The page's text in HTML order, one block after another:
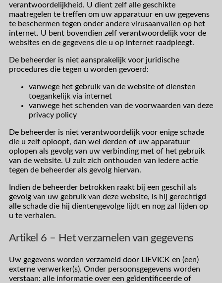
verantwoordelijkheid. U dient zelf alle geschikte
maatregelen te treffen om uw apparatuur en uw gegevens
te beschermen tegen onder andere virusaanvallen op het
internet. U bent bovendien zelf verantwoordelijk voor de
websites en de gegevens die u op internet raadpleegt.
De beheerder is niet aansprakelijk voor juridische
procedures die tegen u worden gevoerd:
vanwege het gebruik van de website of diensten
toegankelijk via internet
vanwege het schenden van de voorwaarden van deze
privacy policy
De beheerder is niet verantwoordelijk voor enige schade
die u zelf oploopt, dan wel derden of uw apparatuur
oplopen als gevolg van uw verbinding met of het gebruik
van de website. U zult zich onthouden van iedere actie
tegen de beheerder als gevolg hiervan.
Indien de beheerder betrokken raakt bij een geschil als
gevolg van uw gebruik van deze website, is hij gerechtigd
alle schade die hij dientengevolge lijdt en nog zal lijden op
u te verhalen.
Artikel 6 – Het verzamelen van gegevens
Uw gegevens worden verzameld door LIEVICK en (een)
externe verwerker(s). Onder persoonsgegevens worden
verstaan: alle informatie over een geïdentificeerde of